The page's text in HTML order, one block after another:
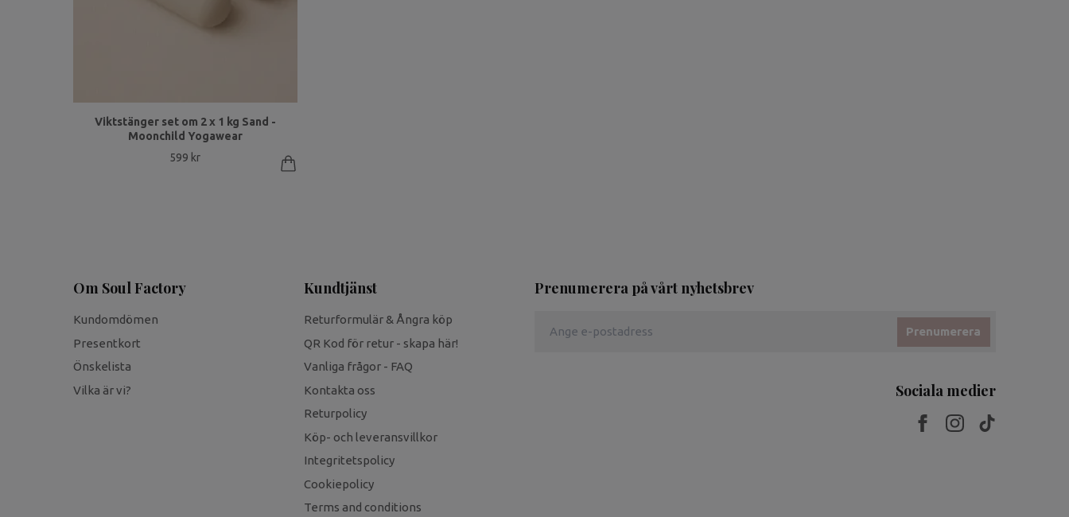
Viktstänger set om 2 x 1 kg Sand -
Moonchild Yogawear
599 kr
Om Soul Factory
Kundomdömen
Presentkort
Önskelista
Vilka är vi?
Kundtjänst
Returformulär & Ångra köp
QR Kod för retur - skapa här!
Vanliga frågor - FAQ
Kontakta oss
Returpolicy
Köp- och leveransvillkor
Integritetspolicy
Cookiepolicy
Terms and conditions
Prenumerera på vårt nyhetsbrev
Prenumerera
Sociala medier